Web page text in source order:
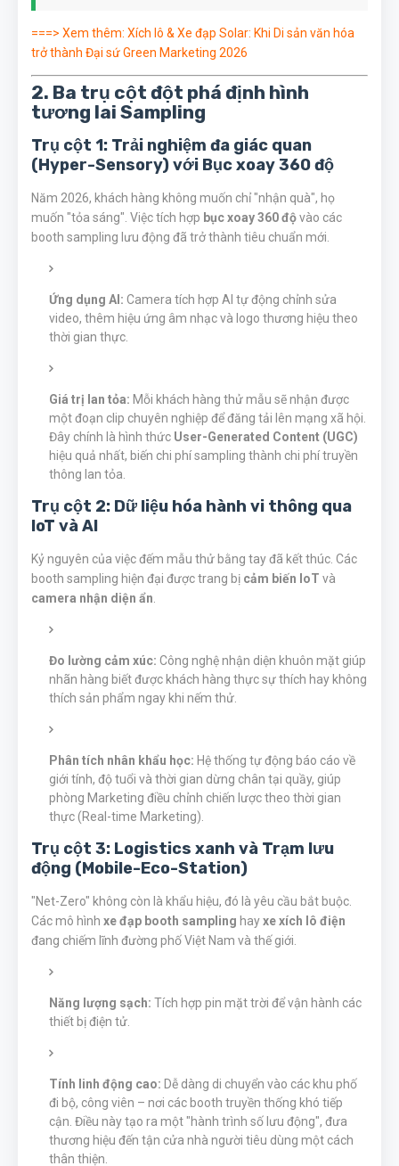
===> Xem thêm: Xích lô & Xe đạp Solar: Khi Di sản văn hóa
trở thành Đại sứ Green Marketing 2026
2. Ba trụ cột đột phá định hình
tương lai Sampling
Trụ cột 1: Trải nghiệm đa giác quan
(Hyper-Sensory) với Bục xoay 360 độ
Năm 2026, khách hàng không muốn chỉ "nhận quà", họ
muốn "tỏa sáng". Việc tích hợp bục xoay 360 độvào các
booth sampling lưu động đã trở thành tiêu chuẩn mới.
Ứng dụng AI: Camera tích hợp AI tự động chỉnh sửa
video, thêm hiệu ứng âm nhạc và logo thương hiệu theo
thời gian thực.
Giá trị lan tỏa: Mỗi khách hàng thử mẫu sẽ nhận được
một đoạn clip chuyên nghiệp để đăng tải lên mạng xã hội.
Đây chính là hình thức User-Generated Content (UGC)
hiệu quả nhất, biến chi phí sampling thành chi phí truyền
thông lan tỏa.
Trụ cột 2: Dữ liệu hóa hành vi thông qua
IoT và AI
Kỷ nguyên của việc đếm mẫu thử bằng tay đã kết thúc. Các
booth sampling hiện đại được trang bị cảm biến IoT và
camera nhận diện ẩn
Đo lường cảm xúc: Công nghệ nhận diện khuôn mặt giúp
nhãn hàng biết được khách hàng thực sự thích hay không
thích sản phẩm ngay khi nếm thử.
Phân tích nhân khẩu học: Hệ thống tự động báo cáo về
giới tính, độ tuổi và thời gian dừng chân tại quầy, giúp
phòng Marketing điều chỉnh chiến lược theo thời gian
thực (Real-time Marketing).
Trụ cột 3: Logistics xanh và Trạm lưu
động (Mobile-Eco-Station)
"Net-Zero" không còn là khẩu hiệu, đó là yêu cầu bắt buộc.
Các mô hình xe đạp booth sampling hayxe xích lô điện
đang chiếm lĩnh đường phố Việt Nam và thế giới.
Năng lượng sạch: Tích hợp pin mặt trời để vận hành các
thiết bị điện tử.
Tính linh động cao: Dễ dàng di chuyển vào các khu phố
đi bộ, công viên – nơi các booth truyền thống khó tiếp
cận. Điều này tạo ra một "hành trình số lưu động", đưa
thương hiệu đến tận cửa nhà người tiêu dùng một cách
thân thiện.